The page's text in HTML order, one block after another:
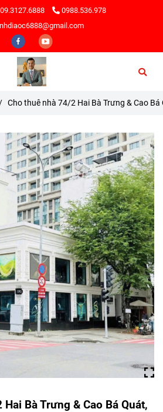
09.3127.6888
0988.536.978
Cho thuê nhà 74/2 Hai Bà Trưng & Cao
Bà Trưng & Cao Bá Quát,